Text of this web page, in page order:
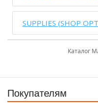
SUPPLIES (SHOP
Каталог
Покупателям